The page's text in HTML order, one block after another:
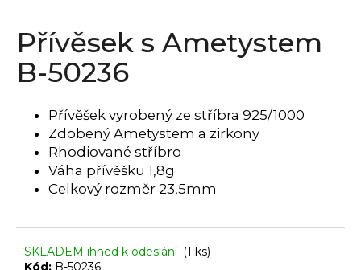
Přívěsek s Ametystem
B-50236
Přívěšek vyrobený ze stříbra 925/1000
Zdobený Ametystem a zirkony
Rhodiované stříbro
Váha přívěšku 1,8g
Celkový rozměr 23,5mm
SKLADEM ihned k odeslání (1 ks)
Kód: B-50236
í
t
HLEDAT
D